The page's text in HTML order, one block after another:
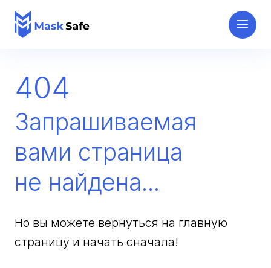
404
Запрашиваемая
вами страница
не найдена...
Но вы можете вернуться на главную
страницу и начать сначала!